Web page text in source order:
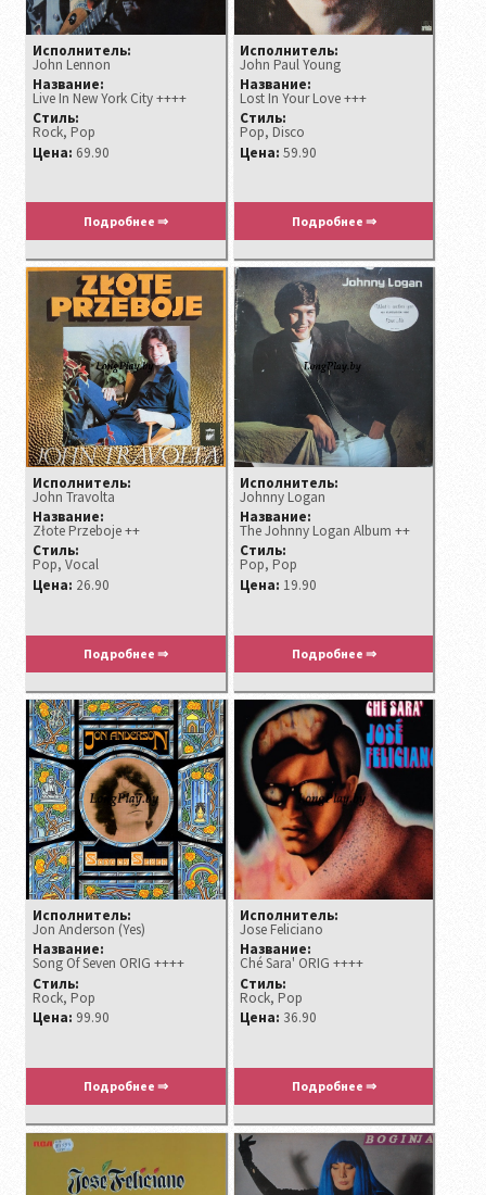
Исполнитель:
John Lennon
Название:
Live In New York City ++++
Стиль:
Rock, Pop
Цена: 69.90
Подробнее ⇒
Исполнитель:
John Paul Young
Название:
Lost In Your Love +++
Стиль:
Pop, Disco
Цена: 59.90
Подробнее ⇒
Исполнитель:
John Travolta
Название:
Złote Przeboje ++
Стиль:
Pop, Vocal
Цена: 26.90
Подробнее ⇒
Исполнитель:
Johnny Logan
Название:
The Johnny Logan Album ++
Стиль:
Pop, Pop
Цена: 19.90
Подробнее ⇒
Исполнитель:
Jon Anderson (Yes)
Название:
Song Of Seven ORIG ++++
Стиль:
Rock, Pop
Цена: 99.90
Подробнее ⇒
Исполнитель:
Jose Feliciano ‎
Название:
Ché Sara' ORIG ++++
Стиль:
Rock, Pop
Цена: 36.90
Подробнее ⇒